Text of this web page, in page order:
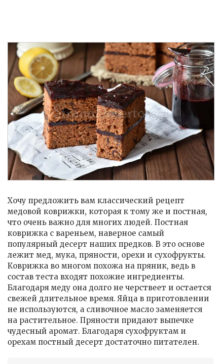
Хочу предложить вам классический рецепт
медовой коврижки, которая к тому же и постная,
что очень важно для многих людей. Постная
коврижка с вареньем, наверное самый
популярный десерт наших предков. В это основе
лежит мед, мука, пряности, орехи и сухофрукты.
Коврижка во многом похожа на пряник, ведь в
состав теста входят похожие ингредиенты.
Благодаря меду она долго не черствеет и остается
свежей длительное время. Яйца в приготовлении
не используются, а сливочное масло заменяется
на растительное. Пряности придают выпечке
чудесный аромат. Благодаря сухофруктам и
орехам постный десерт достаточно питателен.